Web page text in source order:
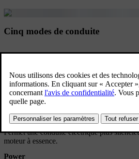
Cinq modes de conduite
paramètres.
Hybrid
Privilégie l’énergie électrique. Il n’active
Pure
Permet une conduite électrique plus
moteur à essence.
Power